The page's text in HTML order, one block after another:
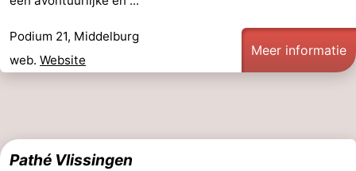
Podium 21, Middelburg
web. Website
Meer informatie
Pathé Vlissingen